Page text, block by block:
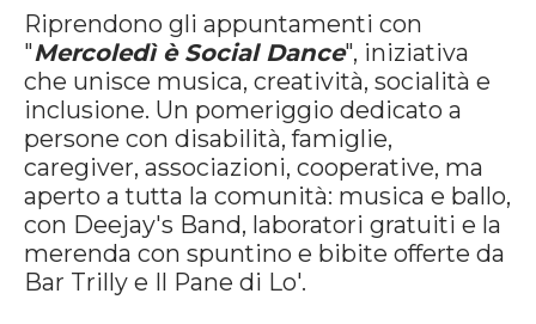
Riprendono gli appuntamenti con
"Mercoledì è Social Dance", iniziativa
che unisce musica, creatività, socialità e
inclusione. Un pomeriggio dedicato a
persone con disabilità, famiglie,
caregiver, associazioni, cooperative, ma
aperto a tutta la comunità: musica e ballo,
con Deejay's Band, laboratori gratuiti e la
merenda con spuntino e bibite offerte da
Bar Trilly e Il Pane di Lo'.